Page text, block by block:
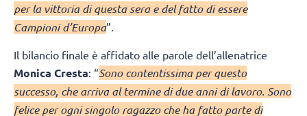
per la vittoria di questa sera e del fatto di essere
Campioni d’Europa”.
Il bilancio finale è affidato alle parole dell’allenatrice
Monica Cresta: “Sono contentissima per questo
successo, che arriva al termine di due anni di lavoro. Sono
felice per ogni singolo ragazzo che ha fatto parte di